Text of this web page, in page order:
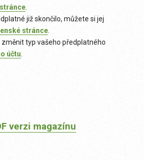
již skončilo, můžete si jej
stránce
změnit typ vašeho předplatného
účtu
verzi magazínu